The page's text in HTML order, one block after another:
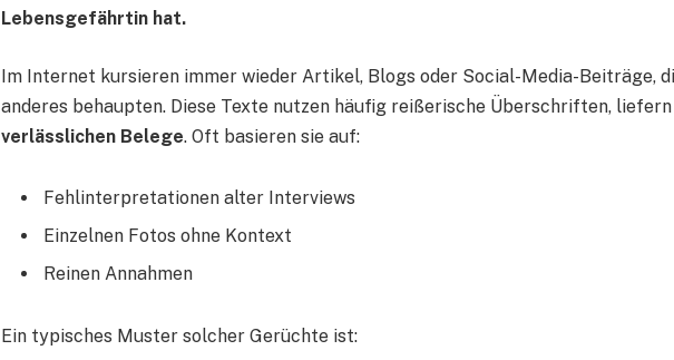
Lebensgefährtin hat.
Im Internet kursieren immer wieder Artikel, Blogs oder Social-Media-Beiträge,
anderes behaupten. Diese Texte nutzen häufig reißerische Überschriften,
verlässlichen Belege. Oft basieren sie auf:
Fehlinterpretationen alter Interviews
Einzelnen Fotos ohne Kontext
Reinen Annahmen
Ein typisches Muster solcher Gerüchte ist: